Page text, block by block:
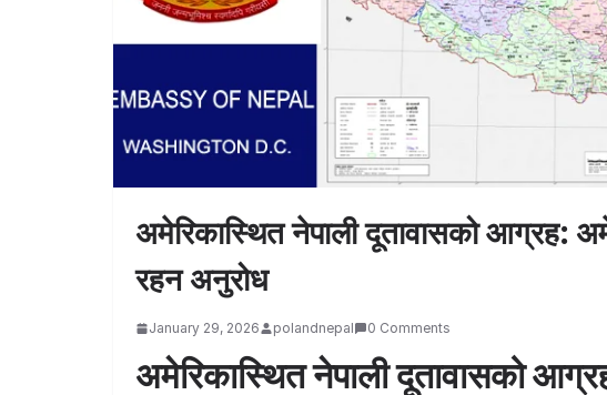
अमेरिकास्थित नेपाली दूतावासको आग्रह:
रहन अनुरोध
January 29, 2026 polandnepal 0 Comments
अमेरिकास्थित नेपाली दूतावासको